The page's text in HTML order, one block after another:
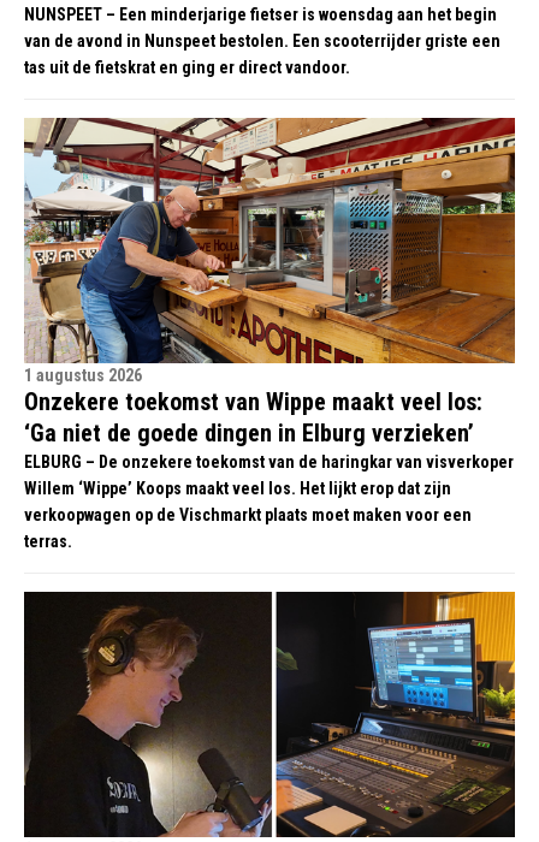
NUNSPEET – Een minderjarige fietser is woensdag aan het begin
van de avond in Nunspeet bestolen. Een scooterrijder griste een
tas uit de fietskrat en ging er direct vandoor.
1 augustus 2026
Onzekere toekomst van Wippe maakt veel los:
‘Ga niet de goede dingen in Elburg verzieken’
ELBURG – De onzekere toekomst van de haringkar van visverkoper
Willem ‘Wippe’ Koops maakt veel los. Het lijkt erop dat zijn
verkoopwagen op de Vischmarkt plaats moet maken voor een
terras.